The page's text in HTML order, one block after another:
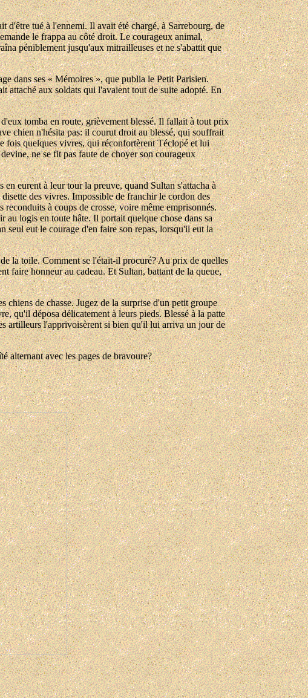
d'être tué à l'ennemi. Il avait été chargé, à Sarrebourg, de
le frappa au côté droit. Le courageux animal,
péniblement jusqu'aux mitrailleuses et ne s'abattit que
dans ses « Mémoires », que publia le Petit Parisien.
attaché aux soldats qui l'avaient tout de suite adopté. En
tomba en route, grièvement blessé. Il fallait à tout prix
chien n'hésita pas: il courut droit au blessé, qui souffrait
fois quelques vivres, qui réconfortèrent Téclopé et lui
ne se fit pas faute de choyer son courageux
eurent à leur tour la preuve, quand Sultan s'attacha à
des vivres. Impossible de franchir le cordon des
à coups de crosse, voire même emprisonnés.
logis en toute hâte. Il portait quelque chose dans sa
seul eut le courage d'en faire son repas, lorsqu'il eut la
la toile. Comment se l'était-il procuré? Au prix de quelles
faire honneur au cadeau. Et Sultan, battant de la queue,
chiens de chasse. Jugez de la surprise d'un petit groupe
qu'il déposa délicatement à leurs pieds. Blessé à la patte
artilleurs l'apprivoisèrent si bien qu'il lui arriva un jour de
alternant avec les pages de bravoure?